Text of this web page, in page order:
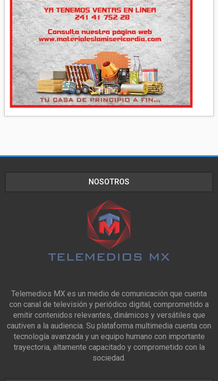
NOSOTROS
Telemedios MX es un medio de comunicación que cuenta
con canal de televisión y periódico digital, comprometido a
emitir contenidos relevantes, dinámicos y versátiles que
cautiven a la audiencia. Su plataforma multimedia cuenta con
tecnología avanzada y un equipo humano con importante
trayectoria, altamente capacitado y comprometido con la
sociedad.